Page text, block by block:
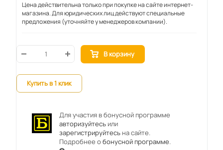
Цена действительна только при покупке на сайте интернет-
магазина. Для юридических лиц действуют специальные
предложения (уточняйте у менеджеров компании).
В корзину
Купить в 1 клик
Для участия в бонусной программе
авторизуйтесьили
зарегистрируйтесьна сайте.
Подробнее обонусной программе.